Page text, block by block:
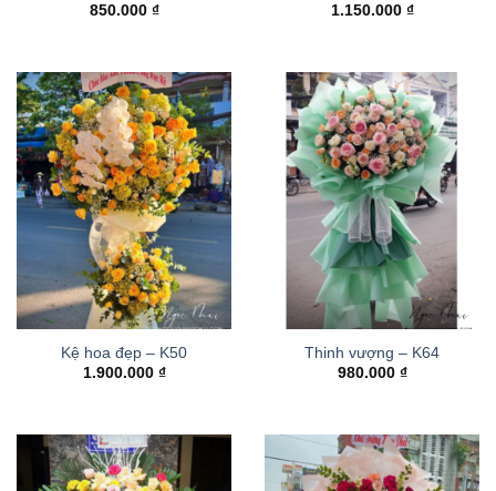
850.000 ₫
1.150.000 ₫
Kệ hoa đẹp – K50
1.900.000 ₫
Thinh vượng – K64
980.000 ₫